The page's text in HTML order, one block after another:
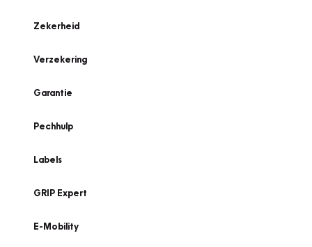
Zekerheid
Verzekering
Garantie
Pechhulp
Labels
GRIP Expert
E-Mobility